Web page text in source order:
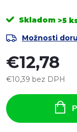
Skladom >5
Možnosti
€12,78
€10,39 bez DPH
cena: